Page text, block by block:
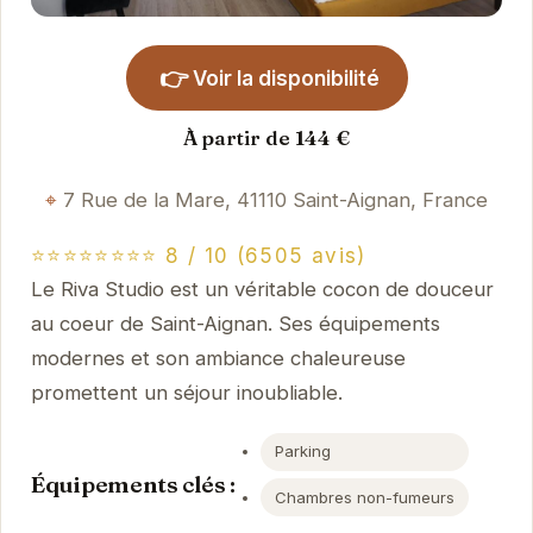
👉 Voir la disponibilité
À partir de 144 €
7 Rue de la Mare, 41110 Saint-Aignan, France
⭐⭐⭐⭐⭐⭐⭐⭐ 8 / 10 (6505 avis)
Le Riva Studio est un véritable cocon de douceur
au coeur de Saint-Aignan. Ses équipements
modernes et son ambiance chaleureuse
promettent un séjour inoubliable.
Équipements clés :
Parking
Chambres non-fumeurs